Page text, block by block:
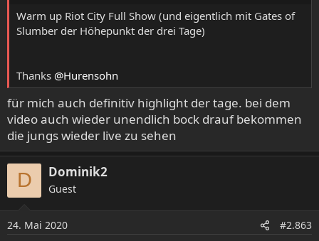
Warm up Riot City Full Show (und eigentlich mit Gates of
Slumber der Höhepunkt der drei Tage)
Thanks @Hurensohn
für mich auch definitiv highlight der tage. bei dem
video auch wieder unendlich bock drauf bekommen
die jungs wieder live zu sehen
D Dominik2
Guest
24. Mai 2020 #2.863